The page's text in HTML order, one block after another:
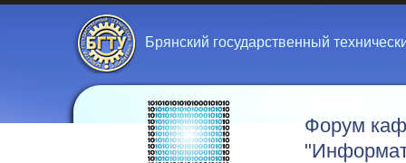
Брянский государственный
Форум